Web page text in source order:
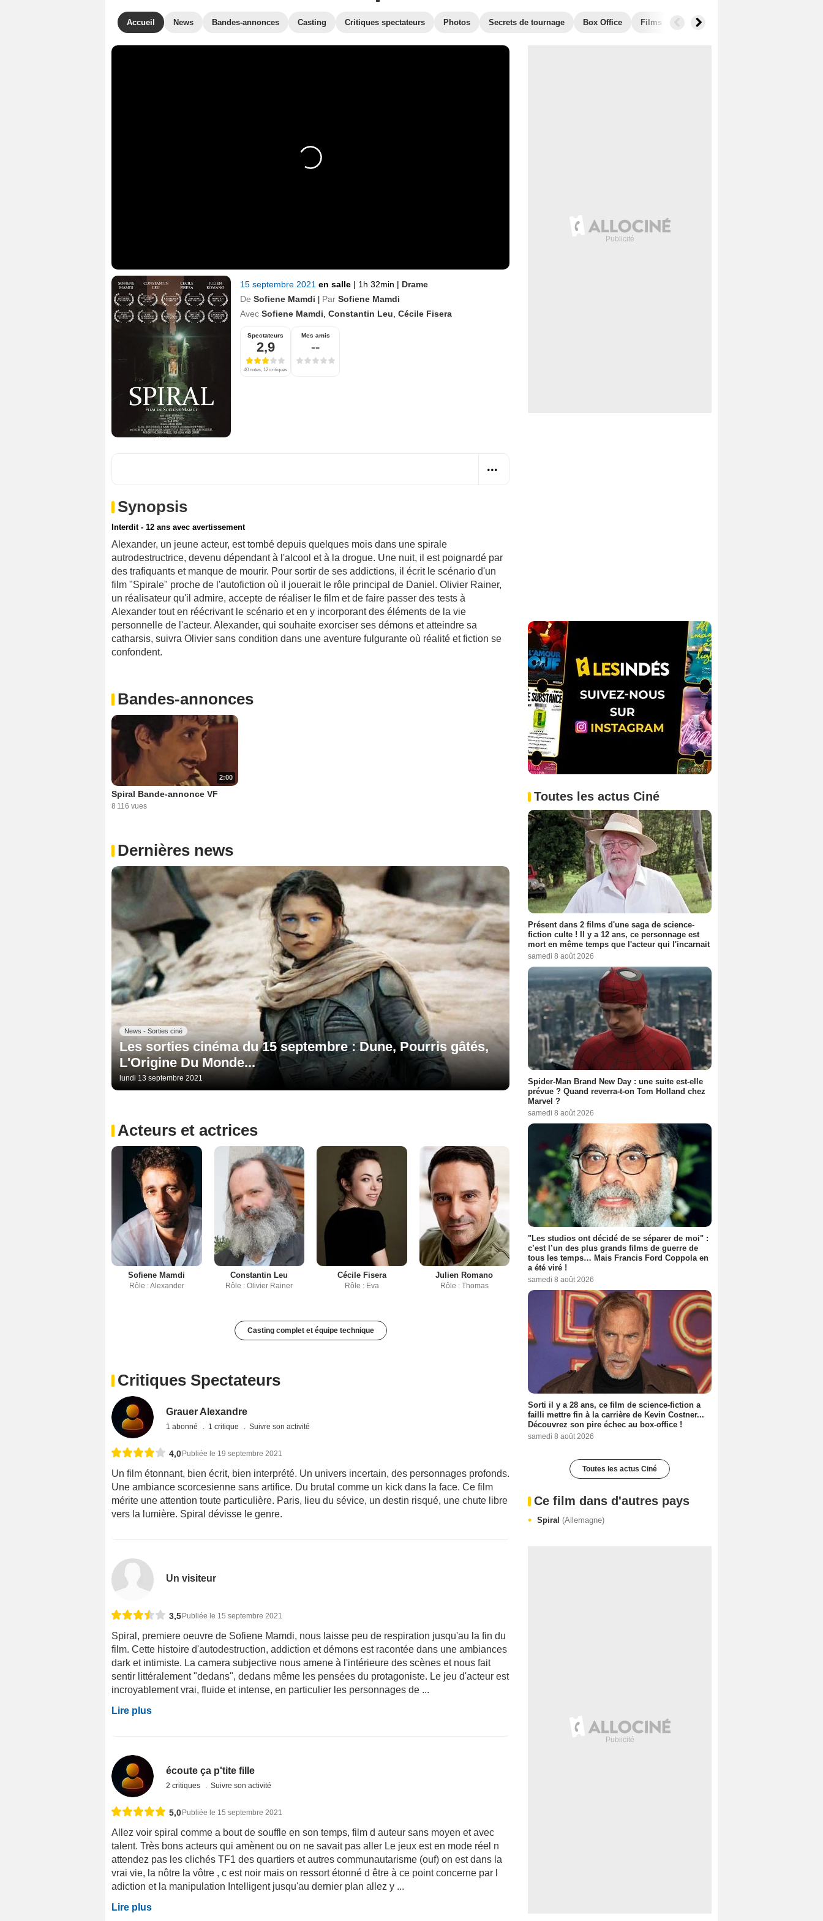
Accueil News Bandes-annonces Casting Critiques spectateurs Photos Secrets de tournage Box Office Films similaires
15 septembre 2021 en salle | 1h 32min | Drame
De Sofiene Mamdi | Par Sofiene Mamdi
Avec Sofiene Mamdi Constantin Leu Cécile Fisera
Spectateurs
2,9
40 notes, 12 critiques
Mes amis
--
Synopsis
Interdit - 12 ans avec avertissement
Alexander, un jeune acteur, est tombé depuis quelques mois dans une spirale
autrodestructrice, devenu dépendant à l'alcool et à la drogue. Une nuit, il est poignardé par
des trafiquants et manque de mourir. Pour sortir de ses addictions, il écrit le scénario d'un
film "Spirale" proche de l'autofiction où il jouerait le rôle principal de Daniel. Olivier Rainer,
un réalisateur qu'il admire, accepte de réaliser le film et de faire passer des tests à
Alexander tout en réécrivant le scénario et en y incorporant des éléments de la vie
personnelle de l'acteur. Alexander, qui souhaite exorciser ses démons et atteindre sa
catharsis, suivra Olivier sans condition dans une aventure fulgurante où réalité et fiction se
confondent.
Bandes-annonces
2:00
Spiral Bande-annonce VF
8 116 vues
Dernières news
News - Sorties ciné
Les sorties cinéma du 15 septembre : Dune, Pourris gâtés,
L'Origine Du Monde...
lundi 13 septembre 2021
Acteurs et actrices
Sofiene Mamdi
Rôle : Alexander
Constantin Leu
Rôle : Olivier Rainer
Cécile Fisera
Rôle : Eva
Julien Romano
Rôle : Thomas
Casting complet et équipe technique
Critiques Spectateurs
Grauer Alexandre
1 abonné 1 critique Suivre son activité
4,0 Publiée le 19 septembre 2021
Un film étonnant, bien écrit, bien interprété. Un univers incertain, des personnages profonds.
Une ambiance scorcesienne sans artifice. Du brutal comme un kick dans la face. Ce film
mérite une attention toute particulière. Paris, lieu du sévice, un destin risqué, une chute libre
vers la lumière. Spiral dévisse le genre.
Un visiteur
3,5 Publiée le 15 septembre 2021
Spiral, premiere oeuvre de Sofiene Mamdi, nous laisse peu de respiration jusqu'au la fin du
film. Cette histoire d'autodestruction, addiction et démons est racontée dans une ambiances
dark et intimiste. La camera subjective nous amene à l'intérieure des scènes et nous fait
sentir littéralement "dedans", dedans même les pensées du protagoniste. Le jeu d'acteur est
incroyablement vrai, fluide et intense, en particulier les personnages de ...
Lire plus
écoute ça p'tite fille
2 critiques Suivre son activité
5,0 Publiée le 15 septembre 2021
Allez voir spiral comme a bout de souffle en son temps, film d auteur sans moyen et avec
talent. Très bons acteurs qui amènent ou on ne savait pas aller Le jeux est en mode réel n
attendez pas les clichés TF1 des quartiers et autres communautarisme (ouf) on est dans la
vrai vie, la nôtre la vôtre , c est noir mais on ressort étonné d être à ce point concerne par l
adiction et la manipulation Intelligent jusqu'au dernier plan allez y ...
Lire plus
Toutes les actus Ciné
Présent dans 2 films d'une saga de science-
fiction culte ! Il y a 12 ans, ce personnage est
mort en même temps que l'acteur qui l'incarnait
samedi 8 août 2026
Spider-Man Brand New Day : une suite est-elle
prévue ? Quand reverra-t-on Tom Holland chez
Marvel ?
samedi 8 août 2026
"Les studios ont décidé de se séparer de moi" :
c’est l’un des plus grands films de guerre de
tous les temps… Mais Francis Ford Coppola en
a été viré !
samedi 8 août 2026
Sorti il y a 28 ans, ce film de science-fiction a
failli mettre fin à la carrière de Kevin Costner...
Découvrez son pire échec au box-office !
samedi 8 août 2026
Toutes les actus Ciné
Ce film dans d'autres pays
Spiral (Allemagne)